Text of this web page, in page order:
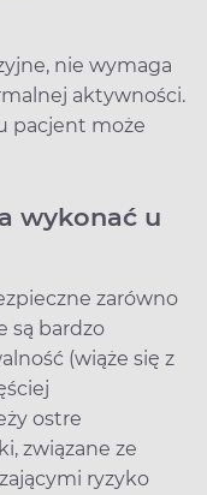
nie wymaga
aktywności.
pacjent może
wykonać u
zarówno
są bardzo
(wiąże się z
ostre
związane ze
ryzyko